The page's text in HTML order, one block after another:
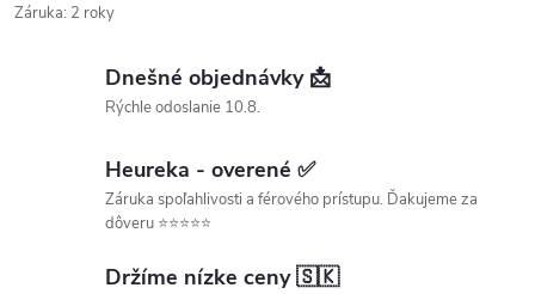
Záruka: 2 roky
Dnešné objednávky 📩
Rýchle odoslanie 10.8.
Heureka - overené ✅
Záruka spoľahlivosti a férového prístupu. Ďakujeme za
dôveru ⭐⭐⭐⭐⭐
Držíme nízke ceny 🇸🇰